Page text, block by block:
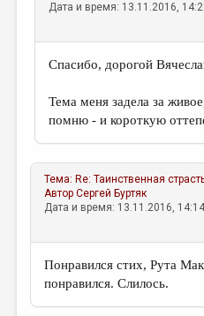
Дата и время: 13.11.2016,
Спасибо, дорогой
Тема меня задела за
помню - и короткую
Тема: Re: Таинственная
АвторСергей Буртяк
Дата и время: 13.11.2016,
Понравился стих, Рута
понравился. Слилось.